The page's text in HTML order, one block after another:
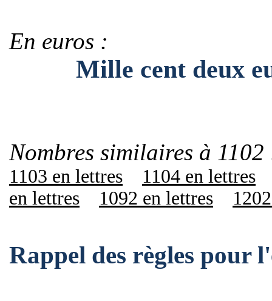
En euros :
Mille cent deux
Nombres similaires à 1102
1103 en lettres
1104 en lettres
en lettres
1092 en lettres
Rappel des règles pour